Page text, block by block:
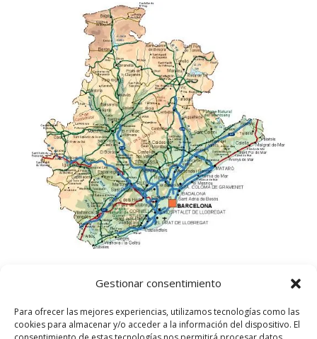
Gestionar consentimiento
Para ofrecer las mejores experiencias, utilizamos tecnologías como las
cookies para almacenar y/o acceder a la información del dispositivo. El